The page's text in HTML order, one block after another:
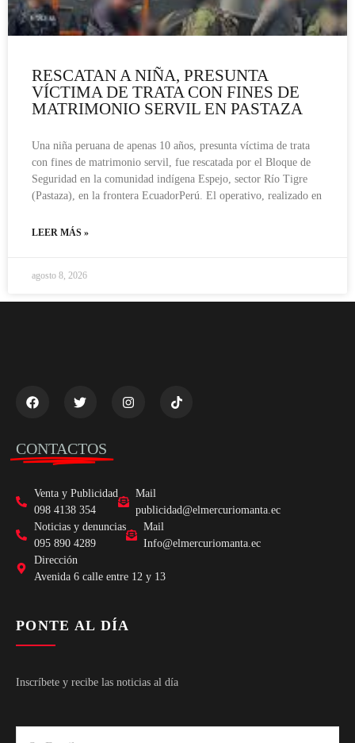
RESCATAN A NIÑA, PRESUNTA
VÍCTIMA DE TRATA CON FINES DE
MATRIMONIO SERVIL EN PASTAZA
Una niña peruana de apenas 10 años, presunta víctima de trata
con fines de matrimonio servil, fue rescatada por el Bloque de
Seguridad en la comunidad indígena Espejo, sector Río Tigre
(Pastaza), en la frontera EcuadorPerú. El operativo, realizado en
LEER MÁS »
agosto 8, 2026
CONTACTOS
Venta y Publicidad
098 4138 354
Mail
publicidad@elmercuriomanta.ec
Noticias y denuncias
095 890 4289
Mail
Info@elmercuriomanta.ec
Dirección
Avenida 6 calle entre 12 y 13
PONTE AL DÍA
Inscríbete y recibe las noticias al día